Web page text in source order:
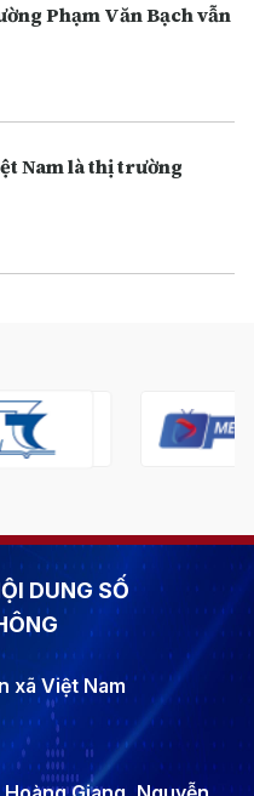
Phạm Văn Bạch vẫn
Nam là thị trường
DUNG SỐ
xã Việt Nam